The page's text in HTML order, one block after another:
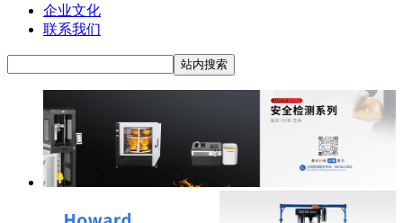
企业文化
联系我们